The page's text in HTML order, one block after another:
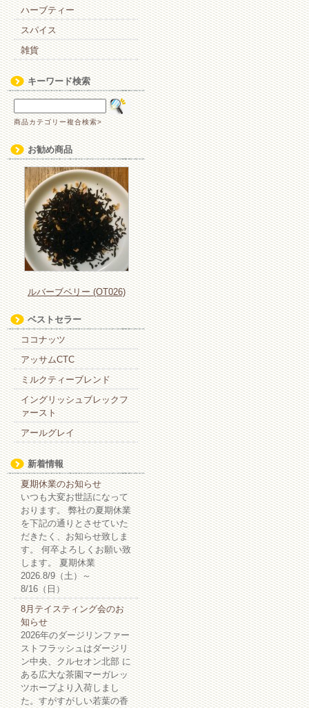
ハーブティー
スパイス
雑貨
キーワード検索
商品カテゴリー複合検索>
お勧め商品
ルバーブベリー (OT026)
ベストセラー
ココナッツ
アッサムCTC
ミルクティーブレンド
イングリッシュブレックフ
ァースト
アールグレイ
新着情報
夏期休業のお知らせ
いつも大変お世話になって
おります。 弊社の夏期休業
を下記の通りとさせていた
だきたく、お知らせ致しま
す。 何卒よろしくお願い致
します。 夏期休業
2026.8/9（土）～
8/16（日）
8月テイスティング会のお
知らせ
2026年のダージリンファー
ストフラッシュはダージリ
ン中央、クルセオン北部 に
ある広大な茶園マーガレッ
ツホープより入荷しまし
た。すがすがしい若葉の香